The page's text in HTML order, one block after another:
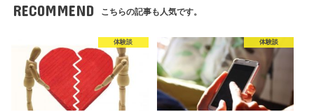
RECOMMEND こちらの記事も人気です。
体験談 体験談